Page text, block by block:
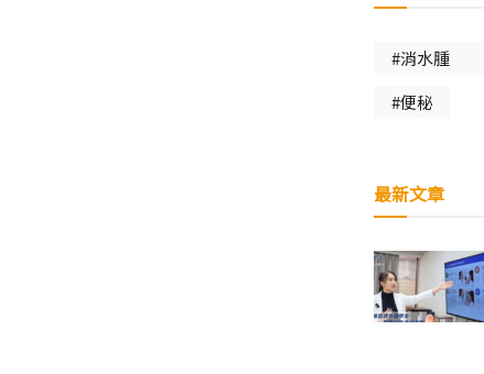
#消水腫
#便秘
最新文章